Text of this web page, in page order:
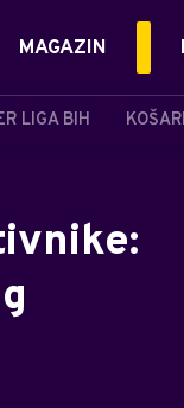
LIGA BIH
MAGAZIN